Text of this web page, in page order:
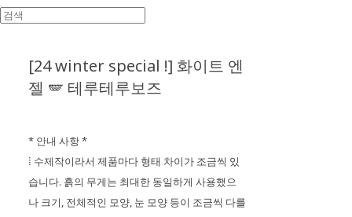
[24 winter special !] 화이트 엔
젤 🪽 테루테루보즈
* 안내 사항 *
⁞ 수제작이라서 제품마다 형태 차이가 조금씩 있
습니다. 흙의 무게는 최대한 동일하게 사용했으
나 크기, 전체적인 모양, 눈 모양 등이 조금씩 다를